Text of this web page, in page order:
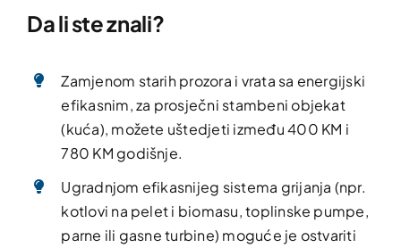
Da li ste znali?
Zamjenom starih prozora i vrata sa energijski
efikasnim, za prosječni stambeni objekat
(kuća), možete uštedjeti između 400 KM i
780 KM godišnje.
Ugradnjom efikasnijeg sistema grijanja (npr.
kotlovi na pelet i biomasu, toplinske pumpe,
parne ili gasne turbine) moguće je ostvariti